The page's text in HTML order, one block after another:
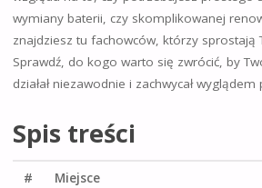
wymiany baterii, czy skomplikowanej
znajdziesz tu fachowców, którzy sprostają
Sprawdź, do kogo warto się zwrócić, by
działał niezawodnie i zachwycał
Spis treści
# Miejsce